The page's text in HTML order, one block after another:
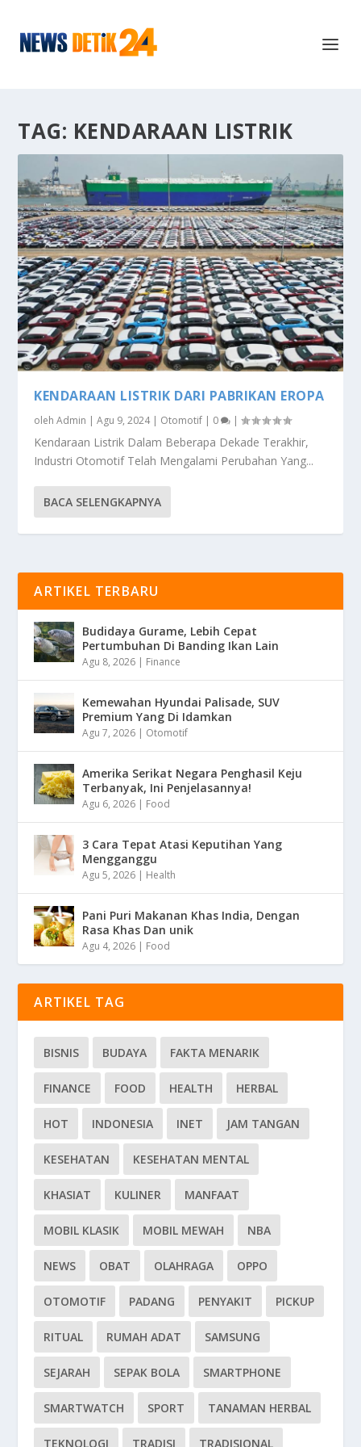
TAG: KENDARAAN LISTRIK
KENDARAAN LISTRIK DARI PABRIKAN EROPA
olehAdmin |Agu 9, 2024| Otomotif | 0 |
Kendaraan Listrik Dalam Beberapa Dekade Terakhir,
Industri Otomotif Telah Mengalami Perubahan Yang...
BACA SELENGKAPNYA
ARTIKEL TERBARU
Budidaya Gurame, Lebih Cepat
Pertumbuhan Di Banding Ikan Lain
Agu 8, 2026 | Finance
Kemewahan Hyundai Palisade, SUV
Premium Yang Di Idamkan
Agu 7, 2026 | Otomotif
Amerika Serikat Negara Penghasil Keju
Terbanyak, Ini Penjelasannya!
Agu 6, 2026 | Food
3 Cara Tepat Atasi Keputihan Yang
Mengganggu
Agu 5, 2026 | Health
Pani Puri Makanan Khas India, Dengan
Rasa Khas Dan unik
Agu 4, 2026 | Food
ARTIKEL TAG
BISNIS BUDAYA FAKTA MENARIK
FINANCE FOOD HEALTH HERBAL
HOT INDONESIA INET JAM TANGAN
KESEHATAN KESEHATAN MENTAL
KHASIAT KULINER MANFAAT
MOBIL KLASIK MOBIL MEWAH NBA
NEWS OBAT OLAHRAGA OPPO
OTOMOTIF PADANG PENYAKIT PICKUP
RITUAL RUMAH ADAT SAMSUNG
SEJARAH SEPAK BOLA SMARTPHONE
SMARTWATCH SPORT TANAMAN HERBAL
TEKNOLOGI TRADISI TRADISIONAL